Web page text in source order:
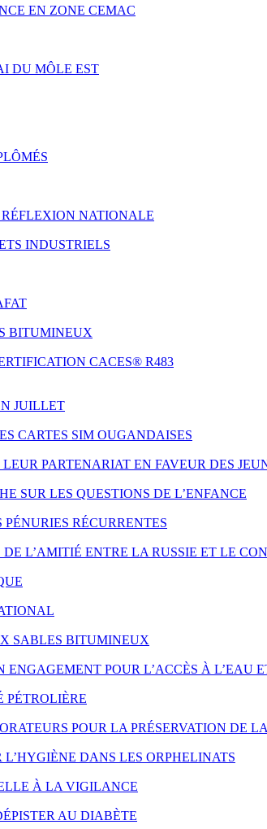
EN ZONE CEMAC
DU MÔLE EST
NATIONALE
INDUSTRIELS
BITUMINEUX
CACES® R483
JUILLET
CARTES SIM OUGANDAISES
PARTENARIAT EN FAVEUR DES
SUR LES QUESTIONS DE L’ENFANCE
RÉCURRENTES
L’AMITIÉ ENTRE LA RUSSIE ET LE
SABLES BITUMINEUX
POUR L’ACCÈS À L’EAU
PÉTROLIÈRE
POUR LA PRÉSERVATION DE
DANS LES ORPHELINATS
À LA VIGILANCE
AU DIABÈTE